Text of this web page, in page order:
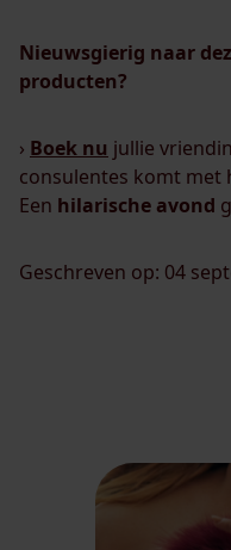
Nieuwsgierig naar
producten?
› Boek nu jullie
consulentes komt met
Een hilarische avond
Geschreven op: 04